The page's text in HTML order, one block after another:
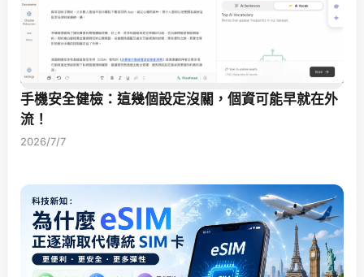
手機安全健檢：這幾個設定沒關，個資可能早就在外
流！
2026/7/7